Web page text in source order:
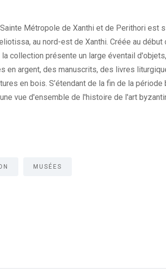
Métropole de Xanthi et de Perithori est
au nord-est de Xanthi. Créée au
collection présente un large éventail
en argent, des manuscrits, des livres
en bois. S’étendant de la fin de la période
vue d'ensemble de l'histoire de l'art
MUSÉES